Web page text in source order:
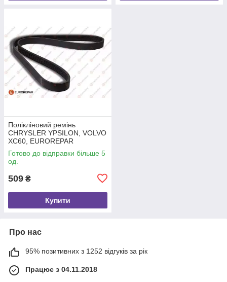
Полікліновий ремінь
CHRYSLER YPSILON, VOLVO
XC60, EUROREPAR
(1606351680)
Готово до відправки більше 5
од.
509 ₴
Купити
Про нас
95% позитивних з 1252 відгуків за рік
Працює з 04.11.2018